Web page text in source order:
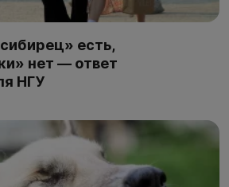
есть,
нет — ответ
НГУ